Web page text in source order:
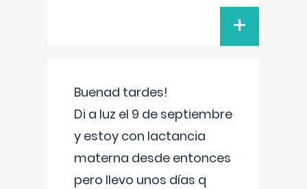
+
Buenad tardes!
Di a luz el 9 de septiembre
y estoy con lactancia
materna desde entonces
pero llevo unos días q